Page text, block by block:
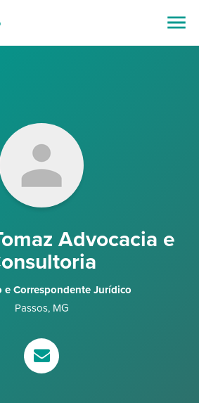
Advocacia e
e Correspondente Jurídico
Passos, MG